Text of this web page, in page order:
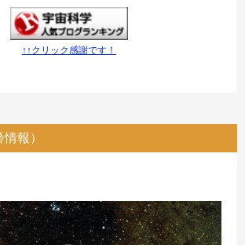
↑↑クリック感謝です！
報）